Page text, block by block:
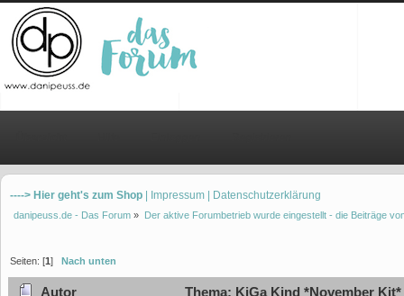
----> Hier geht's zum Shop | Impressum | Datenschutzerklärung
danipeuss.de - Das Forum » Der aktive Forumbetrieb wurde eingestellt - die Beiträge
Seiten: [1] Nach unten
Autor Thema: KiGa Kind *November